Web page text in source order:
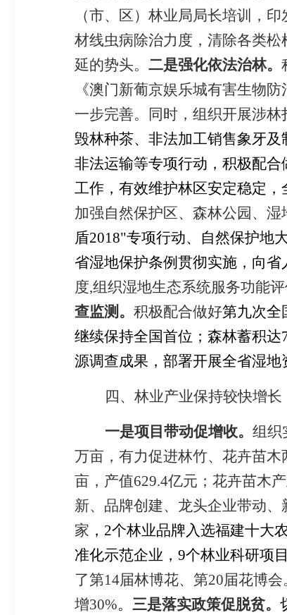
（市、区）林业局局长培训，
材线虫病除治力度，清除各类松
延的势头。 二是强化依法治林。
《澳门新葡京娱乐城有害生物防
一步完善。同时，组织开展涉
毁林种茶、非法加工销售象牙
非法运输等专项行动 ，积极配
工作，有效维护林区安定稳定
加强自然保护区、森林公园、湿
盾2018"专项行动、自然保护地
省湿地保护条例贯彻实施，向
度,组织湿地生态系统服务功能
查监测。 积极配合做好第九次全
继续保持全国首位；森林蓄积达
源调查成果，部署开展全省湿地
四、林业产业保持较快增长
一是项目带动促增收。 组织
万亩，有力促进林竹、花卉苗
亩，产值629.4亿元；花卉苗木
新、品牌创建、龙头企业带动
家 ， 2个林业品牌入选福建十大
准化示范企业， 9个林业科研项
了第14届林博花、第20届花博会
增30%。 三是落实政策促脱贫。